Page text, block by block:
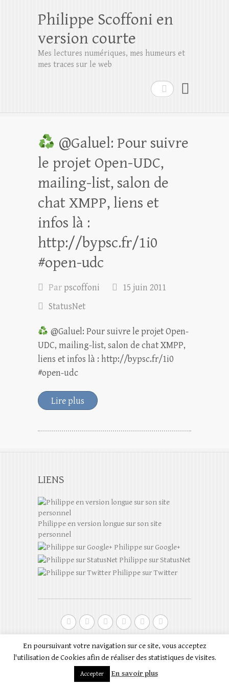
Rechercher
Philippe Scoffoni en
version courte
Mes lectures numériques, mes humeurs et
mes traces sur le web
@Galuel: Pour suivre
le projet Open-UDC,
mailing-list, salon de
chat XMPP, liens et
infos là :
http://bypsc.fr/1i0
#open-udc
Par pscoffoni
15 juin 2011
StatusNet
@Galuel: Pour suivre le projet Open-
UDC, mailing-list, salon de chat XMPP,
liens et infos là : http://bypsc.fr/1i0
#open-udc
Lire plus
LIENS
Philippe en version longue sur son site
personnel
Philippe sur Google+
Philippe sur StatusNet
Philippe sur Twitter
Droits d'auteur © 2026Philippe Scoffoni en
version courte| Auteur du theme:Theme Horse|
Sur une plateforme:
En poursuivant votre navigation sur ce site, vous acceptez
l'utilisation de Cookies afin de réaliser des statistiques de visites.
Accepter En savoir plus